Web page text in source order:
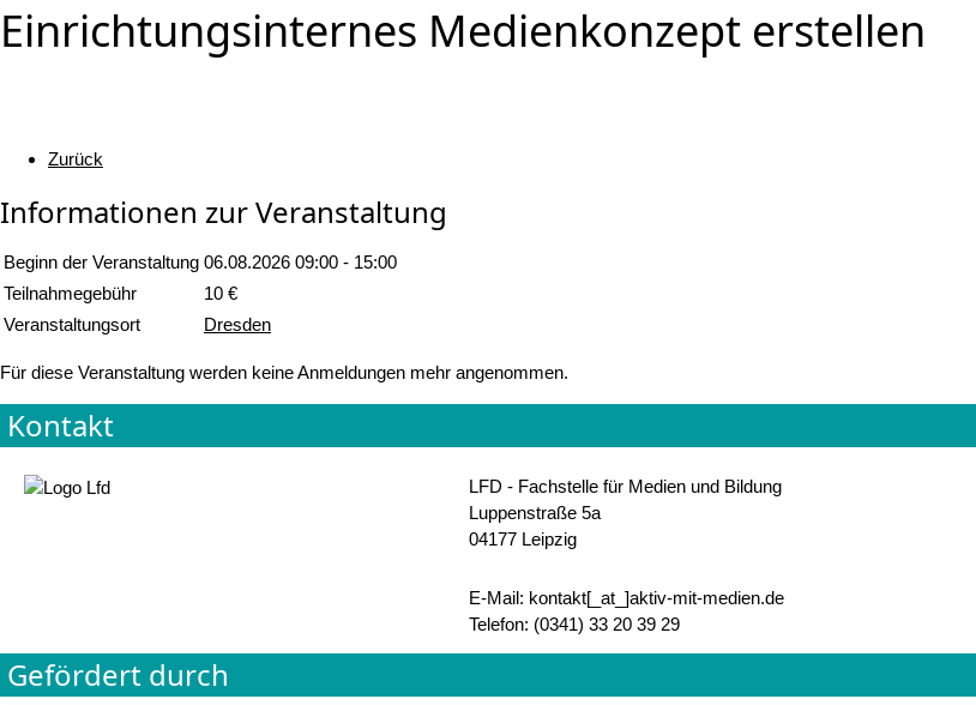
Einrichtungsinternes Medienkonzept erstellen
Zurück
Informationen zur Veranstaltung
Beginn der Veranstaltung 06.08.2026 09:00 - 15:00
Teilnahmegebühr
10 €
Veranstaltungsort
Dresden
Für diese Veranstaltung werden keine Anmeldungen mehr angenommen.
Kontakt
LFD - Fachstelle für Medien und Bildung
Luppenstraße 5a
04177 Leipzig
E-Mail: kontakt[_at_]aktiv-mit-medien.de
Telefon: (0341) 33 20 39 29
Gefördert durch